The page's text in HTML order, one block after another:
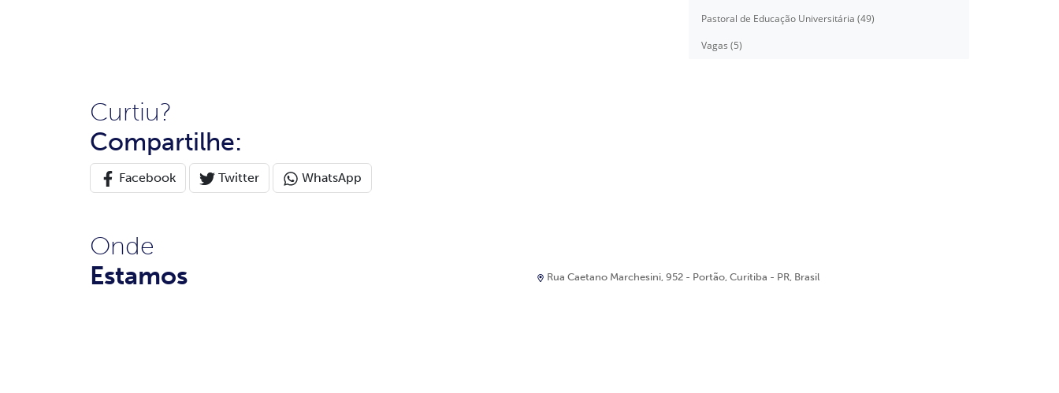
Pastoral de Educação Universitária (49)
Vagas (5)
Curtiu?
Compartilhe:
Facebook Twitter WhatsApp
Onde
Estamos
Rua Caetano Marchesini, 952 - Portão, Curitiba - PR, Brasil